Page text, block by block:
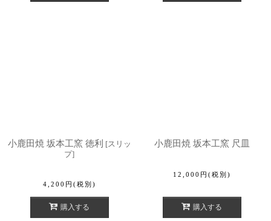
小鹿田焼 坂本工窯 徳利 [スリッ
プ]
4,200 円 (税別)
購入する
小鹿田焼 坂本工窯 尺皿
12,000 円 (税別)
購入する